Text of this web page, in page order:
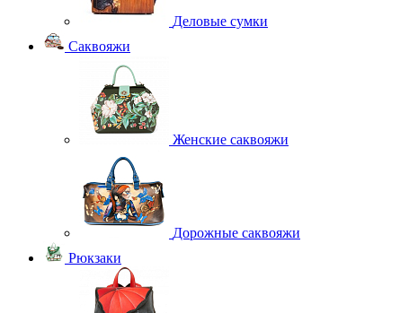
Деловые сумки
Саквояжи
Женские саквояжи
Дорожные саквояжи
Рюкзаки